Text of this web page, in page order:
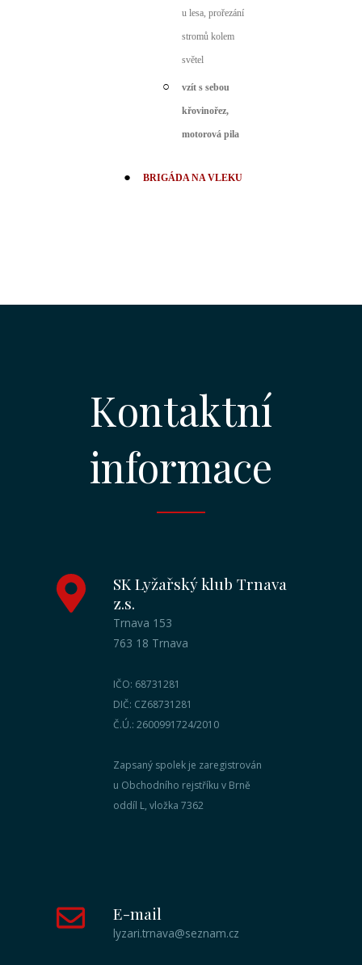
Kontaktní
informace
SK Lyžařský klub Trnava
z.s.
Trnava 153
763 18 Trnava
IČO: 68731281
DIČ: CZ68731281
Č.Ú.: 2600991724/2010
Zapsaný spolek je zaregistrován
u Obchodního rejstříku v Brně
oddíl L, vložka 7362
E-mail
lyzari.trnava@seznam.cz